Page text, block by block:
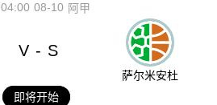
08-10
04:00 阿甲
V - S
萨尔米安杜
即将开始